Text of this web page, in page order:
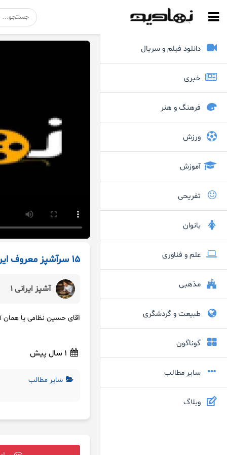
دانلود فیلم و سریال
خبری
فرهنگ و هنر
ورزش
آموزش
تفریحی
بانوان
علم و فناوری
مذهبی
طبیعت و گردشگری
گوناگون
سایر مطالب
وبلاگ
۱۵ سرآشپز معروف ایران
آشپز ایرانی 1
آقای حسین نظامی یا همان آشپز ایرانی ۱ یکی از ۱۵
سایر مطالب